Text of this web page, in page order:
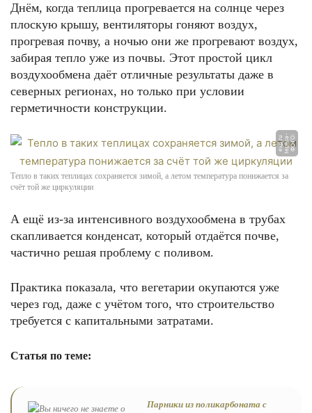
Днём, когда теплица прогревается на солнце через
плоскую крышу, вентиляторы гоняют воздух,
прогревая почву, а ночью они же прогревают воздух,
забирая тепло уже из почвы. Этот простой цикл
воздухообмена даёт отличные результаты даже в
северных регионах, но только при условии
герметичности конструкции.
Ф
О
Т
О:
t
e
pli
c
a
-e
x
p.
r
u
Тепло в таких теплицах сохраняется зимой, а летом температура понижается за
счёт той же циркуляции
А ещё из-за интенсивного воздухообмена в трубах
скапливается конденсат, который отдаётся почве,
частично решая проблему с поливом.
Практика показала, что вегетарии окупаются уже
через год, даже с учётом того, что строительство
требуется с капитальными затратами.
Статья по теме:
Парники из поликарбоната с